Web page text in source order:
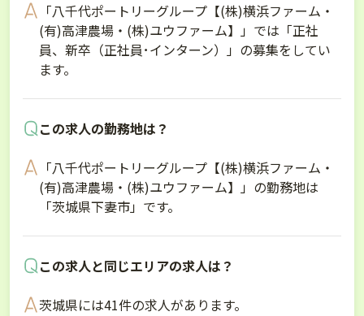
「八千代ポートリーグループ【(株)横浜ファーム・
(有)高津農場・(株)ユウファーム】」では「正社
員、新卒（正社員･インターン）」の募集をしてい
ます。
この求人の勤務地は？
「八千代ポートリーグループ【(株)横浜ファーム・
(有)高津農場・(株)ユウファーム】」の勤務地は
「茨城県下妻市」です。
この求人と同じエリアの求人は？
茨城県には41件の求人があります。